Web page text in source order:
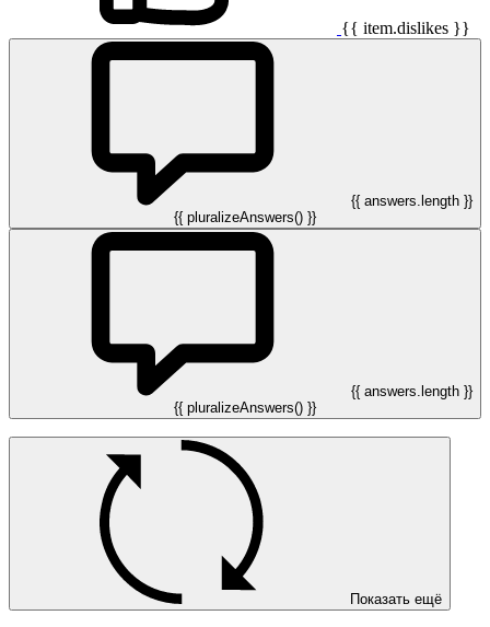
{{ item.dislikes }}
{{ answers.length }}
{{ pluralizeAnswers() }}
{{ answers.length }}
{{ pluralizeAnswers() }}
Показать ещё